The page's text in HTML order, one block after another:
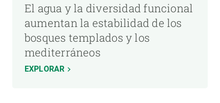
El agua y la diversidad funcional
aumentan la estabilidad de los
bosques templados y los
mediterráneos
EXPLORAR